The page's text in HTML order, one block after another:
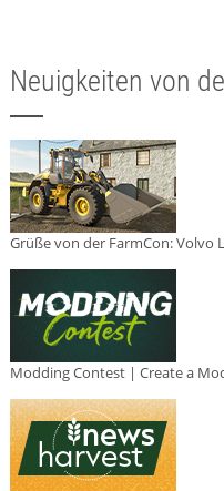
Neuigkeiten von
Grüße von der FarmCon: Volvo
Modding Contest | Create a